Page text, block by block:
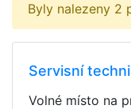
Byly nalezeny 2
Servisní
Volné místo na